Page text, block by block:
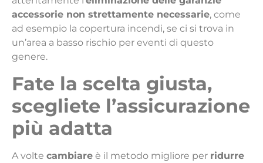
accessorie non strettamente necessarie, come
ad esempio la copertura incendi, se ci si trova in
un’area a basso rischio per eventi di questo
genere.
Fate la scelta giusta,
scegliete l’assicurazione
più adatta
A volte cambiare è il metodo migliore per ridurre